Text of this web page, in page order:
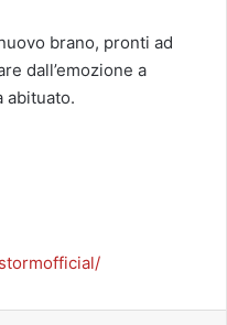
brano, pronti ad
dall’emozione a
abituato.